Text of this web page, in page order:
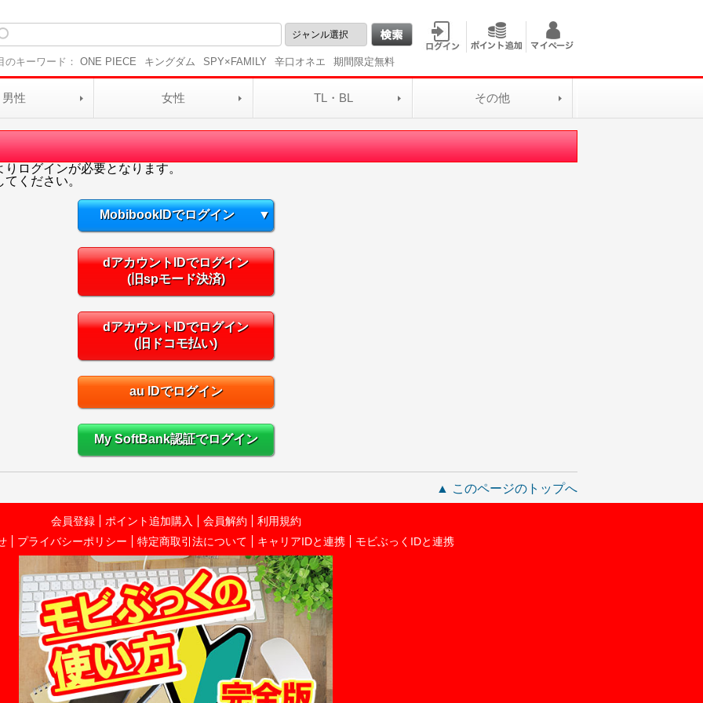
のキーワード： ONE PIECE キングダム SPY×FAMILY 辛口オネエ 期間限定無料
男性 女性 TL・BL その他
ログインが必要となります。
ください。
MobibookIDでログイン ▼
dアカウントIDでログイン
(旧spモード決済)
dアカウントIDでログイン
(旧ドコモ払い)
au IDでログイン
My SoftBank認証でログイン
▲ このページのトップへ
会員登録 ポイント追加購入 会員解約
利用規約
プライバシーポリシー 特定商取引法について キャリアIDと連携 モビぶっくIDと連携